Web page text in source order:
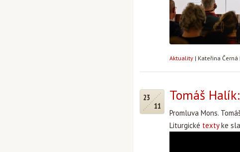
Aktuality | Kateřina Černá
23
11
Tomáš
Promluva Mons.
Liturgické textyke